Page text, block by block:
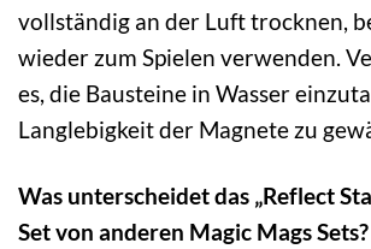
vollständig an der Luft trocknen,
wieder zum Spielen verwenden.
es, die Bausteine in Wasser
Langlebigkeit der Magnete zu
Was unterscheidet das „Reflect
Set von anderen Magic Mags Sets?